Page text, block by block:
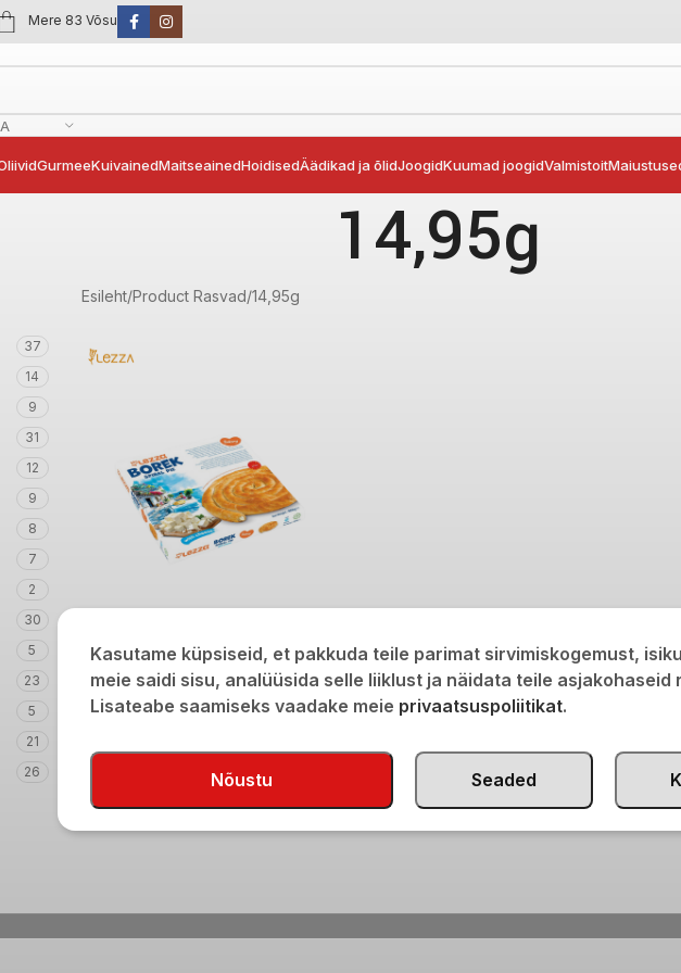
Mere 83 Võsu
GurmeeKuivainedMaitseainedHoidisedÄädikad ja õlidJoogidKuumad joogidValmistoit
14,95g
37
14
9
31
12
9
8
7
2
30
5
23
5
21
26
Esileht Product Rasvad 14,95g
800g külmutatud
€7,90
Kasutame küpsiseid, et pakkuda teile parimat sirvimiskogemust,
meie saidi sisu, analüüsida selle liiklust ja näidata teile asjakohaseid
Lisateabe saamiseks vaadake meie privaatsuspoliitikat.
Nõustu Seaded